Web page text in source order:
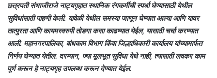
छत्रपती संभाजीराजे नाट्यगृहात स्थानिक रंगकर्मींची स्पर्धा घेण्यासाठी येथील
सुविधांसाठी पाहणी केली. यावेळी येथील समस्या जाणून घेण्यात आल्या आणि यावर
तात्पुरता आणि कायमस्वरुपी तोडगा कसा काढण्यात येईल, यासाठी चर्चा करण्यात
आली. महानगरपालिका, बांधकाम विभाग किंवा जिल्हाधिकारी कार्यालय यांच्यामार्फत
निर्णय घेण्यात येतील. दरम्यान, ज्या मूलभूत सुविधा येथे नाही, त्यासाठी लवकर काम
पूर्ण करून हे नाट्यगृह उपलब्ध करून देण्यात येईल.